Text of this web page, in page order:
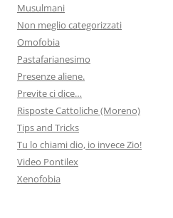
Musulmani
Non meglio categorizzati
Omofobia
Pastafarianesimo
Presenze aliene.
Previte ci dice…
Risposte Cattoliche (Moreno)
Tips and Tricks
Tu lo chiami dio, io invece Zio!
Video Pontilex
Xenofobia